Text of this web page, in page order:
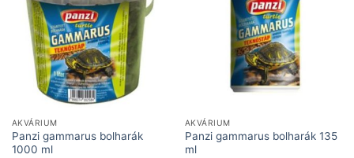
AKVÁRIUM
Panzi gammarus bolharák
1000 ml
AKVÁRIUM
Panzi gammarus bolharák 135
ml